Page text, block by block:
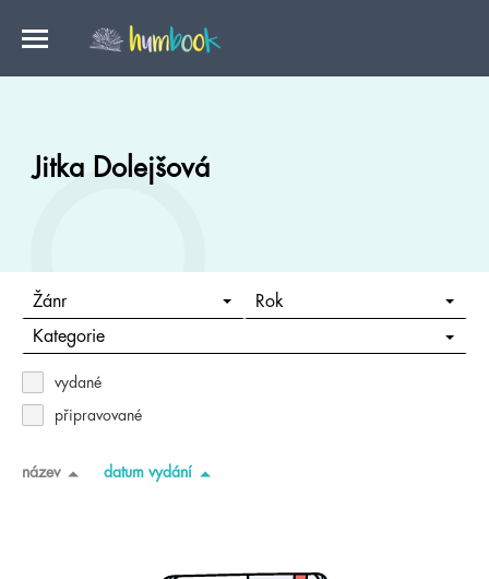
Jitka Dolejšová
Žánr Rok
Kategorie
vydané
připravované
název datum vydání